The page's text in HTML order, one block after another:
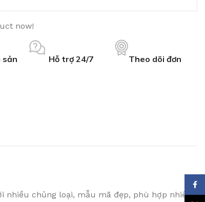
now!
sản
Hỗ trợ 24/7 Theo dõi đơn
chủng loại, mẫu mã đẹp, phù hợp nhiều